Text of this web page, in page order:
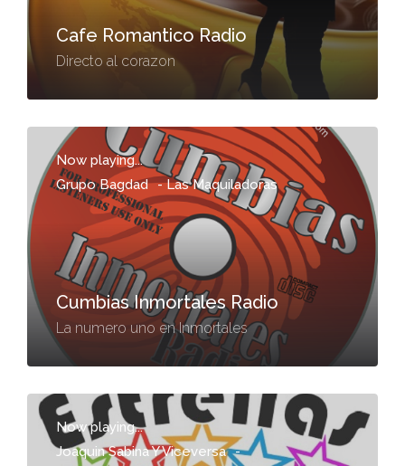
Cafe Romantico Radio
Directo al corazon
Now playing...
Grupo Bagdad -Las Maquiladoras
Cumbias Inmortales Radio
La numero uno en Inmortales
Now playing...
Joaquin Sabina Y Viceversa -